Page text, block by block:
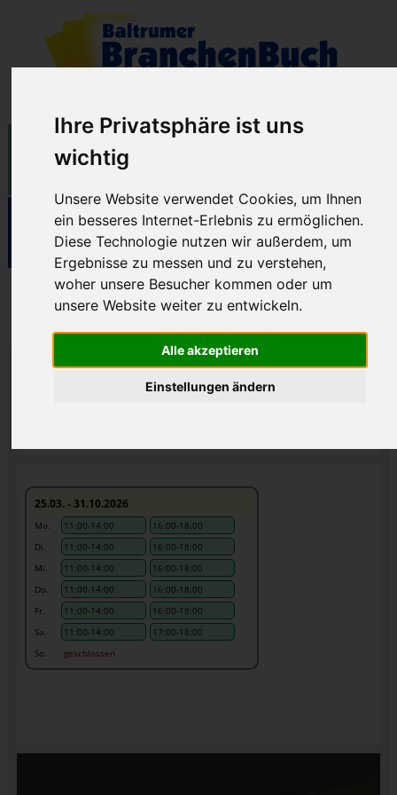
Ihre Privatsphäre ist uns
wichtig
Unsere Website verwendet Cookies, um Ihnen
ein besseres Internet-Erlebnis zu ermöglichen.
Diese Technologie nutzen wir außerdem, um
Ergebnisse zu messen und zu verstehen,
woher unsere Besucher kommen oder um
unsere Website weiter zu entwickeln.
Alle akzeptieren
Einstellungen ändern
Feldmann's Fischecke
25.03. - 31.10.2026
Mo. 11:00-14:00
16:00-18:00
Di.
11:00-14:00
16:00-18:00
Mi.
11:00-14:00
16:00-18:00
Do.
11:00-14:00
16:00-18:00
Fr.
11:00-14:00
16:00-18:00
Sa.
11:00-14:00
17:00-18:00
So.
geschlossen